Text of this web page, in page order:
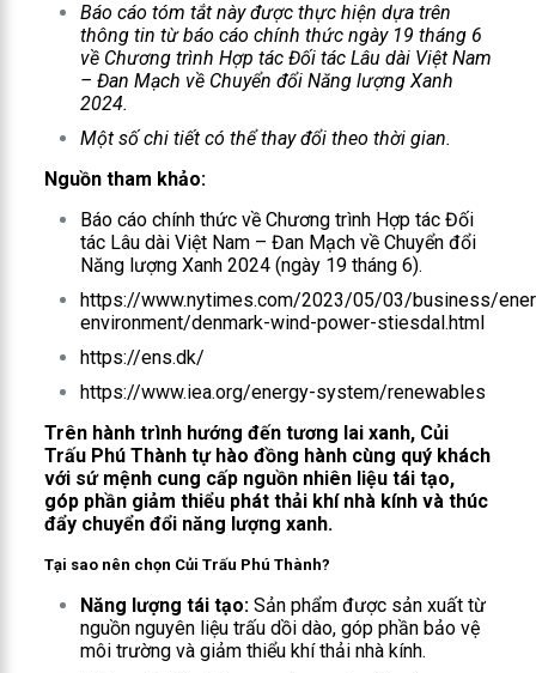
Báo cáo tóm tắt này được thực hiện dựa trên
thông tin từ báo cáo chính thức ngày 19 tháng 6
về Chương trình Hợp tác Đối tác Lâu dài Việt Nam
– Đan Mạch về Chuyển đổi Năng lượng Xanh
2024.
Một số chi tiết có thể thay đổi theo thời gian.
Nguồn tham khảo:
Báo cáo chính thức về Chương trình Hợp tác Đối
tác Lâu dài Việt Nam – Đan Mạch về Chuyển đổi
Năng lượng Xanh 2024 (ngày 19 tháng 6).
https://www.nytimes.com/2023/05/03/business/
environment/denmark-wind-power-stiesdal.html
https://ens.dk/
https://www.iea.org/energy-system/renewables
Trên hành trình hướng đến tương lai xanh, Củi
Trấu Phú Thành tự hào đồng hành cùng quý khách
với sứ mệnh cung cấp nguồn nhiên liệu tái tạo,
góp phần giảm thiểu phát thải khí nhà kính và thúc
đẩy chuyển đổi năng lượng xanh.
Tại sao nên chọn Củi Trấu Phú Thành?
Năng lượng tái tạo:Sản phẩm được sản xuất từ
nguồn nguyên liệu trấu dồi dào, góp phần bảo vệ
môi trường và giảm thiểu khí thải nhà kính.